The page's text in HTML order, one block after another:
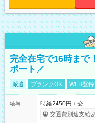
完全在宅で16時まで
ポート／
派遣 ブランクOK WEB登
給与
時給2450円＋交
交通費別途支給